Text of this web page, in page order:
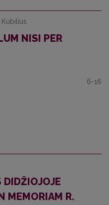
Kubilius
NISI PER
6-16
DIDŽIOJOJE
MEMORIAM R.